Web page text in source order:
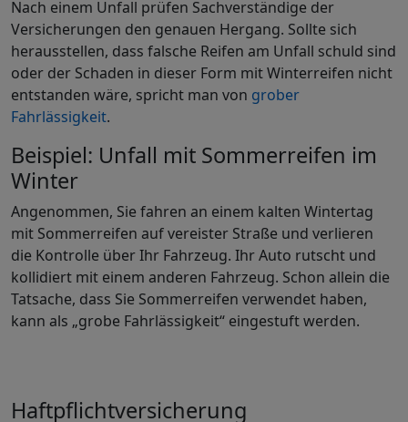
Nach einem Unfall prüfen Sachverständige der
Versicherungen den genauen Hergang. Sollte sich
herausstellen, dass falsche Reifen am Unfall schuld sind
oder der Schaden in dieser Form mit Winterreifen nicht
entstanden wäre, spricht man von grober
Fahrlässigkeit.
Beispiel: Unfall mit Sommerreifen im
Winter
Angenommen, Sie fahren an einem kalten Wintertag
mit Sommerreifen auf vereister Straße und verlieren
die Kontrolle über Ihr Fahrzeug. Ihr Auto rutscht und
kollidiert mit einem anderen Fahrzeug. Schon allein die
Tatsache, dass Sie Sommerreifen verwendet haben,
kann als „grobe Fahrlässigkeit“ eingestuft werden.
Haftpflichtversicherung